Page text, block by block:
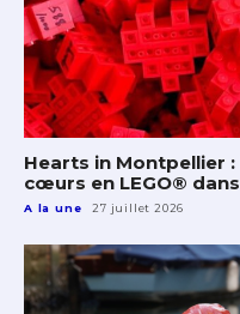
Hearts in Montpellier
cœurs en LEGO®
A la une 27 juillet 2026